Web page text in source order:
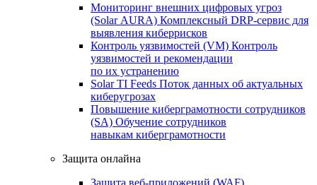
Мониторинг внешних цифровых угроз
(Solar AURA) Комплексный DRP-сервис для
выявления киберрисков
Контроль уязвимостей (VM) Контроль
уязвимостей и рекомендации
по их устранению
Solar TI Feeds Поток данных об актуальных
киберугрозах
Повышение киберграмотности сотрудников
(SA) Обучение сотрудников
навыкам киберграмотности
Защита онлайна
Защита веб-приложений (WAF)